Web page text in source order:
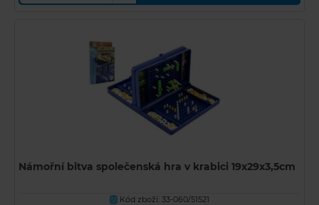
Námořní bitva společenská hra v krabici 19x29x3,5cm
U
Kód zboží: 33-060/51521